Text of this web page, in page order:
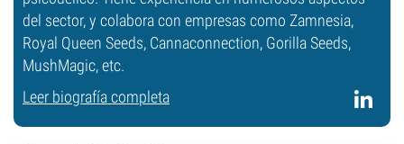
del sector, y colabora con empresas como Zamnesia,
Royal Queen Seeds, Cannaconnection, Gorilla Seeds,
MushMagic, etc.
Leer biografía completa